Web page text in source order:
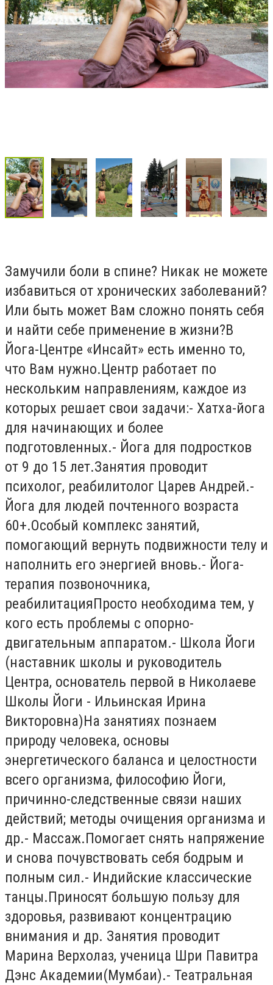
Замучили боли в спине? Никак не можете
избавиться от хронических заболеваний?
Или быть может Вам сложно понять себя
и найти себе применение в жизни?В
Йога-Центре «Инсайт» есть именно то,
что Вам нужно.Центр работает по
нескольким направлениям, каждое из
которых решает свои задачи:- Хатха-йога
для начинающих и более
подготовленных.- Йога для подростков
от 9 до 15 лет.Занятия проводит
психолог, реабилитолог Царев Андрей.-
Йога для людей почтенного возраста
60+.Особый комплекс занятий,
помогающий вернуть подвижности телу и
наполнить его энергией вновь.- Йога-
терапия позвоночника,
реабилитацияПросто необходима тем, у
кого есть проблемы с опорно-
двигательным аппаратом.- Школа Йоги
(наставник школы и руководитель
Центра, основатель первой в Николаеве
Школы Йоги - Ильинская Ирина
Викторовна)На занятиях познаем
природу человека, основы
энергетического баланса и целостности
всего организма, философию Йоги,
причинно-следственные связи наших
действий; методы очищения организма и
др.- Массаж.Помогает снять напряжение
и снова почувствовать себя бодрым и
полным сил.- Индийские классические
танцы.Приносят большую пользу для
здоровья, развивают концентрацию
внимания и др. Занятия проводит
Марина Верхолаз, ученица Шри Павитра
Дэнс Академии(Мумбаи).- Театральная